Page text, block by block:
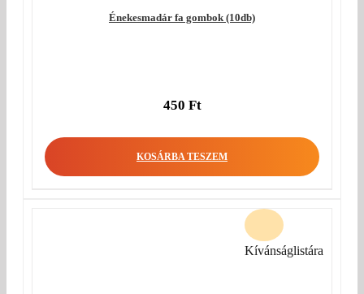
Énekesmadár fa gombok (10db)
450 Ft
KOSÁRBA TESZEM
Kívánságlistára